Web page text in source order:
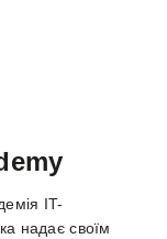
IT-
надає своїм